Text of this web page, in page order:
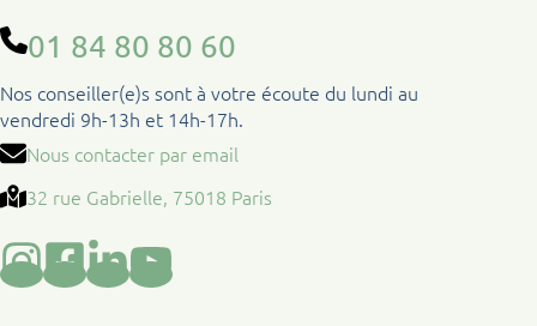
01 84 80 80 60
Nos conseiller(e)s sont à votre écoute du lundi au
vendredi 9h-13h et 14h-17h.
Nous contacter par email
32 rue Gabrielle, 75018 Paris